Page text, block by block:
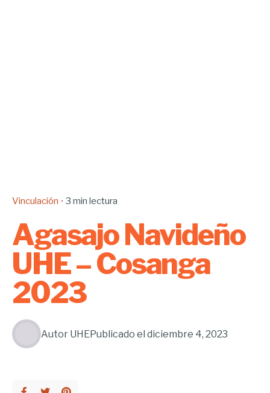
Vinculación 3 min lectura
Agasajo Navideño
UHE – Cosanga
2023
Autor UHEPublicado el diciembre 4, 2023